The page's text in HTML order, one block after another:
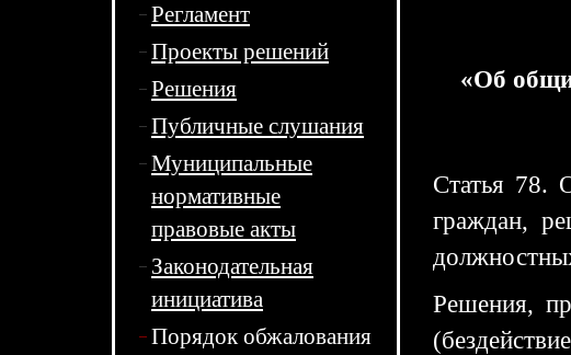
Регламент
Проекты решений
Решения
Публичные слушания
Муниципальные
нормативные
правовые акты
Законодательная
инициатива
Порядок обжалования
«Об
Статья 78.
граждан,
Решения,